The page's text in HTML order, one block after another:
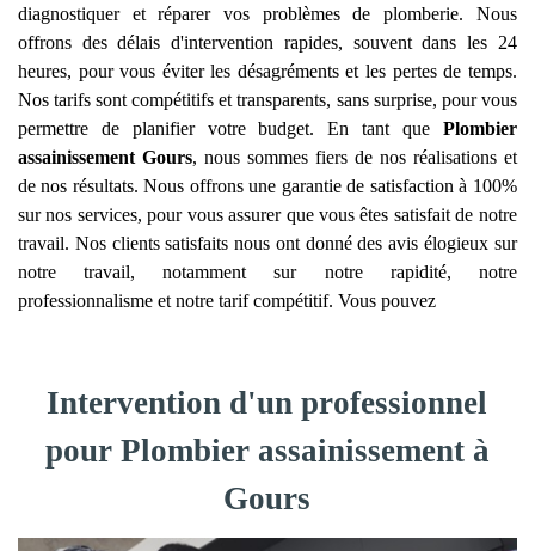
diagnostiquer et réparer vos problèmes de plomberie. Nous
offrons des délais d'intervention rapides, souvent dans les 24
heures, pour vous éviter les désagréments et les pertes de temps.
Nos tarifs sont compétitifs et transparents, sans surprise, pour vous
permettre de planifier votre budget. En tant que Plombier
assainissement Gours, nous sommes fiers de nos réalisations et
de nos résultats. Nous offrons une garantie de satisfaction à 100%
sur nos services, pour vous assurer que vous êtes satisfait de notre
travail. Nos clients satisfaits nous ont donné des avis élogieux sur
notre travail, notamment sur notre rapidité, notre
professionnalisme et notre tarif compétitif. Vous pouvez
Intervention d'un professionnel
pour Plombier assainissement à
Gours